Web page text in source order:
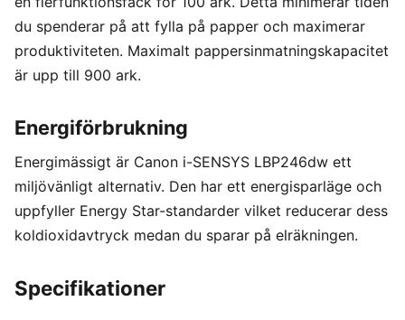
du spenderar på att fylla på papper och maximerar
produktiviteten. Maximalt pappersinmatningskapacitet
är upp till 900 ark.
Energiförbrukning
Energimässigt är Canon i-SENSYS LBP246dw ett
miljövänligt alternativ. Den har ett energisparläge och
uppfyller Energy Star-standarder vilket reducerar dess
koldioxidavtryck medan du sparar på elräkningen.
Specifikationer